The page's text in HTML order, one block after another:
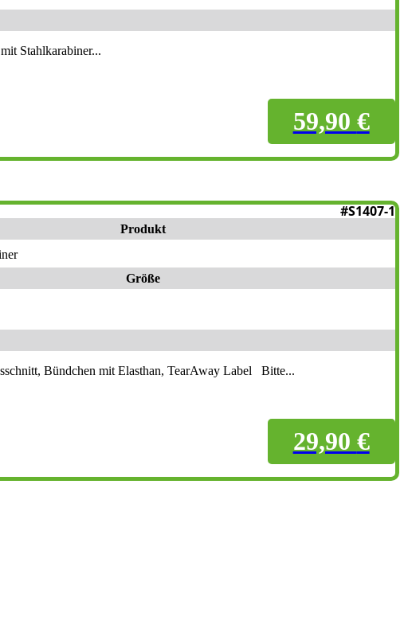
Stahlkarabiner...
59,90 €
#S1407-1
Produkt
Größe
Bündchen mit Elasthan, TearAway Label Bitte...
29,90 €